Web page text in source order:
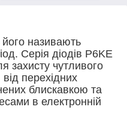
називають
Серія діодів P6KE
захисту чутливого
перехідних
блискавкою та
в електронній